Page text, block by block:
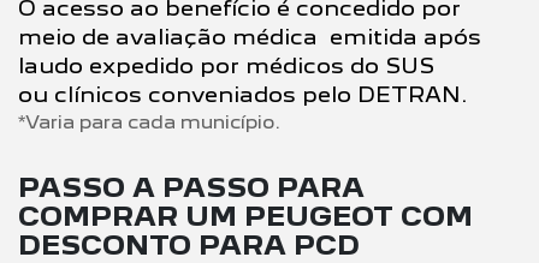
O acesso ao benefício é concedido por
meio de avaliação médica emitida após
laudo expedido por médicos do SUS
ou clínicos conveniados pelo DETRAN.
*Varia para cada município.
PASSO A PASSO PARA
COMPRAR UM PEUGEOT COM
DESCONTO PARA PCD